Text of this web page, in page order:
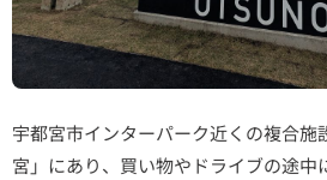
宇都宮市インターパーク近くの複合施
宮」にあり、買い物やドライブの途中